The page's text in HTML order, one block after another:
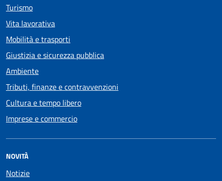
Turismo
Vita lavorativa
Mobilità e trasporti
Giustizia e sicurezza pubblica
Ambiente
Tributi, finanze e contravvenzioni
Cultura e tempo libero
Imprese e commercio
NOVITÀ
Notizie